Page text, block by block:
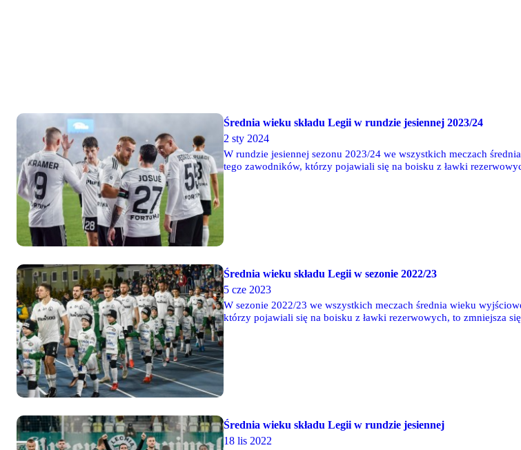
Średnia wieku składu Legii w rundzie jesiennej 2023/24
2 sty 2024
W rundzie jesiennej sezonu 2023/24 we wszystkich meczach
tego zawodników, którzy pojawiali się na boisku z ławki
Średnia wieku składu Legii w sezonie 2022/23
5 cze 2023
W sezonie 2022/23 we wszystkich meczach średnia wieku
którzy pojawiali się na boisku z ławki rezerwowych, to zmniejsza
Średnia wieku składu Legii w rundzie jesiennej
18 lis 2022